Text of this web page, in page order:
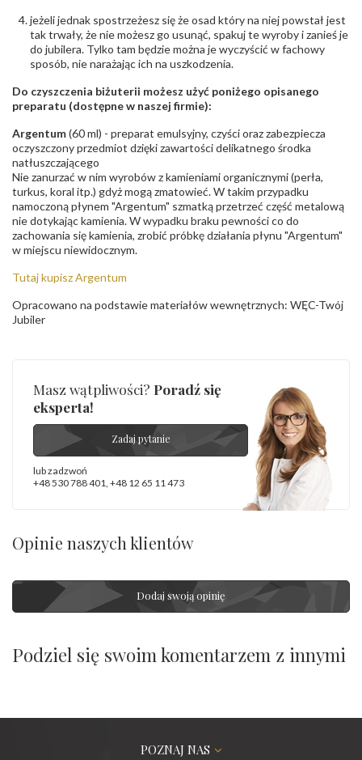
jeżeli jednak spostrzeżesz się że osad który na niej powstał jest
tak trwały, że nie możesz go usunąć, spakuj te wyroby i zanieś je
do jubilera. Tylko tam będzie można je wyczyścić w fachowy
sposób, nie narażając ich na uszkodzenia.
Do czyszczenia biżuterii możesz użyć poniżego opisanego
preparatu (dostępne w naszej firmie):
Argentum(60 ml) - preparat emulsyjny, czyści oraz zabezpiecza
oczyszczony przedmiot dzięki zawartości delikatnego środka
natłuszczającego
Nie zanurzać w nim wyrobów z kamieniami organicznymi (perła,
turkus, koral itp.) gdyż mogą zmatowieć. W takim przypadku
namoczoną płynem "Argentum" szmatką przetrzeć część metalową
nie dotykając kamienia. W wypadku braku pewności co do
zachowania się kamienia, zrobić próbkę działania płynu "Argentum"
w miejscu niewidocznym.
Tutaj kupisz Argentum
Opracowano na podstawie materiałów wewnętrznych: WĘC-Twój
Jubiler
Masz wątpliwości? Poradź się
eksperta!
Zadaj pytanie
lub zadzwoń
+48 530 788 401 +48 12 65 11 473
Opinie naszych klientów
Dodaj swoją opinię
Podziel się swoim komentarzem z innymi
POZNAJ NAS